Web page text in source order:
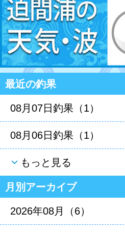
最近の釣果
08月07日釣果（1）
08月06日釣果（1）
もっと見る
月別アーカイブ
2026年08月（6）